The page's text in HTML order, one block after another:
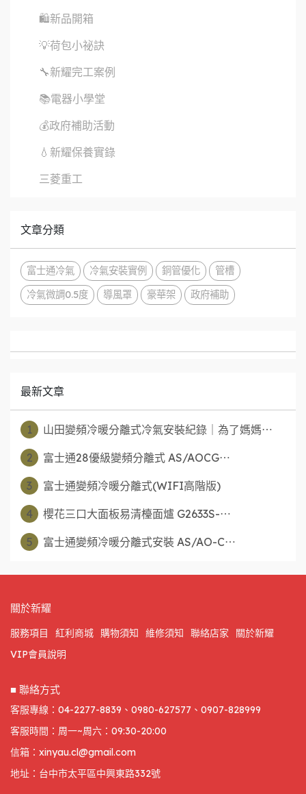
🛍新品開箱
💡荷包小祕訣
🔧新耀完工案例
📚電器小學堂
💰政府補助活動
💧新耀保養實錄
三菱重工
文章分類
富士通冷氣 冷氣安裝實例 銅管優化
管槽
冷氣微調0.5度
導風罩 豪華架 政府補助
最新文章
1 山田變頻冷暖分離式冷氣安裝紀錄｜為了媽媽⋯
2 富士通28優級變頻分離式 AS/AOCG⋯
3 富士通變頻冷暖分離式(WIFI高階版)
4 櫻花三口大面板易清檯面爐 G2633S-⋯
5 富士通變頻冷暖分離式安裝 AS/AO-C⋯
關於新耀
服務項目 紅利商城 購物須知 維修須知 聯絡店家
關於新耀
VIP會員說明
■ 聯絡方式
客服專線：04-2277-8839、0980-627577、0907-828999
客服時間：周一~周六：09:30-20:00
信箱：xinyau.cl@gmail.com
地址：台中市太平區中興東路332號